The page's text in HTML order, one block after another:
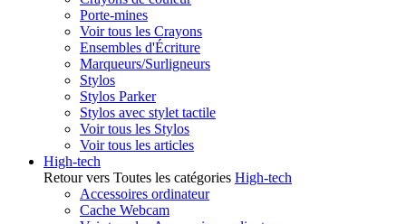
Porte-mines
Voir tous les Crayons
Ensembles d'Écriture
Marqueurs/Surligneurs
Stylos
Stylos Parker
Stylos avec stylet tactile
Voir tous les Stylos
Voir tous les articles
High-tech
Retour vers Toutes les catégories High-tech
Accessoires ordinateur
Cache Webcam